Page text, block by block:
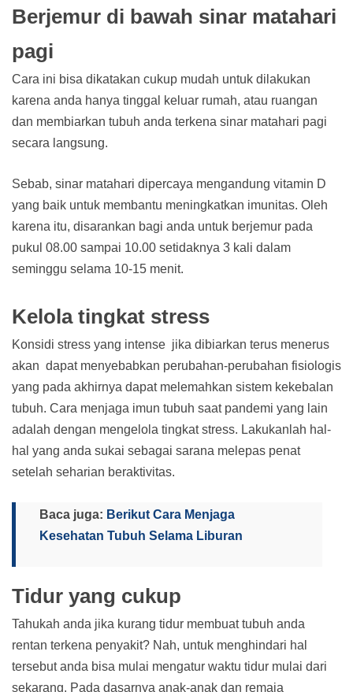
Berjemur di bawah sinar matahari
pagi
Cara ini bisa dikatakan cukup mudah untuk dilakukan
karena anda hanya tinggal keluar rumah, atau ruangan
dan membiarkan tubuh anda terkena sinar matahari pagi
secara langsung.
Sebab, sinar matahari dipercaya mengandung vitamin D
yang baik untuk membantu meningkatkan imunitas. Oleh
karena itu, disarankan bagi anda untuk berjemur pada
pukul 08.00 sampai 10.00 setidaknya 3 kali dalam
seminggu selama 10-15 menit.
Kelola tingkat stress
Konsidi stress yang intense jika dibiarkan terus menerus
akan dapat menyebabkan perubahan-perubahan fisiologis
yang pada akhirnya dapat melemahkan sistem kekebalan
tubuh. Cara menjaga imun tubuh saat pandemi yang lain
adalah dengan mengelola tingkat stress. Lakukanlah hal-
hal yang anda sukai sebagai sarana melepas penat
setelah seharian beraktivitas.
Baca juga: Berikut Cara Menjaga
Kesehatan Tubuh Selama Liburan
Tidur yang cukup
Tahukah anda jika kurang tidur membuat tubuh anda
rentan terkena penyakit? Nah, untuk menghindari hal
tersebut anda bisa mulai mengatur waktu tidur mulai dari
sekarang. Pada dasarnya anak-anak dan remaja